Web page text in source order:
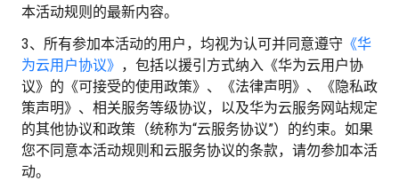
本活动规则的最新内容。
3、所有参加本活动的用户，均视为认可并同意遵守 《华
为云用户协议》 ，包括以援引方式纳入《华为云用户协
议》的《可接受的使用政策》、《法律声明》、《隐私政
策声明》、相关服务等级协议，以及华为云服务网站规定
的其他协议和政策（统称为“云服务协议”）的约束。如果
您不同意本活动规则和云服务协议的条款，请勿参加本活
动。